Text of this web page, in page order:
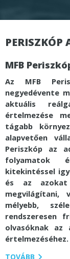
PERISZKÓP
MFB
Az MFB
negyedévente
aktuális
értelmezése
tágabb
alapvetően
Periszkóp az
folyamatok
kitekintéssel
és az azokat
megvilágítani,
mélyebb,
rendszeresen
olvasóknak az
értelmezéséhez.
TOVÁBB